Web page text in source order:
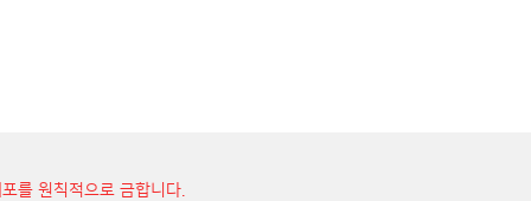
를 원칙적으로 금합니다.